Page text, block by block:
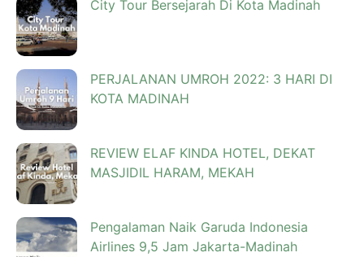
City Tour Bersejarah Di Kota Madinah
PERJALANAN UMROH 2022: 3 HARI DI
KOTA MADINAH
REVIEW ELAF KINDA HOTEL, DEKAT
MASJIDIL HARAM, MEKAH
Pengalaman Naik Garuda Indonesia
Airlines 9,5 Jam Jakarta-Madinah